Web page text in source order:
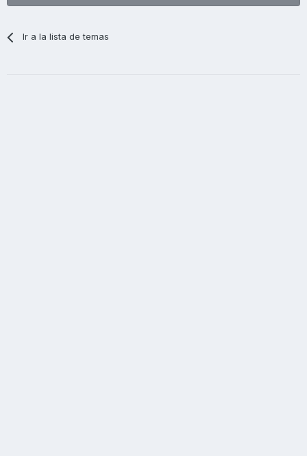
Ir a la lista de temas